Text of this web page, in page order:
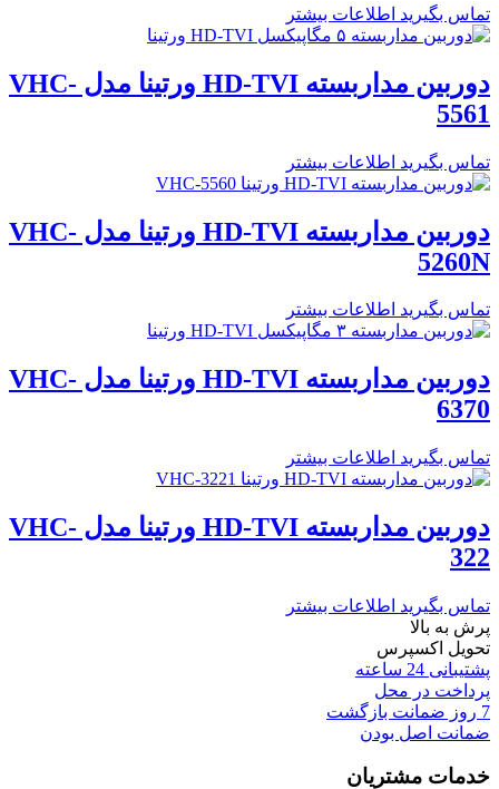
تماس بگیرید اطلاعات بیشتر
دوربین مداربسته HD-TVI ورتینا مدل VHC-
5561
تماس بگیرید اطلاعات بیشتر
دوربین مداربسته HD-TVI ورتینا مدل VHC-
5260N
تماس بگیرید اطلاعات بیشتر
دوربین مداربسته HD-TVI ورتینا مدل VHC-
6370
تماس بگیرید اطلاعات بیشتر
دوربین مداربسته HD-TVI ورتینا مدل VHC-
322
تماس بگیرید اطلاعات بیشتر
پرش به بالا
تحویل اکسپرس
پشتیبانی 24 ساعته
پرداخت در محل
7 روز ضمانت بازگشت
ضمانت اصل بودن
خدمات مشتریان